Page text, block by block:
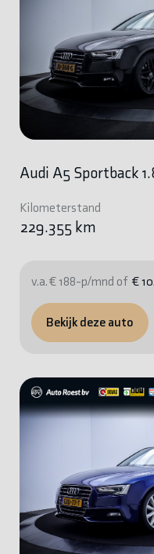
Audi A5 Sportback
Kilometerstand
229.355 km
v.a. € 188-p/mnd of €
Bekijk deze auto